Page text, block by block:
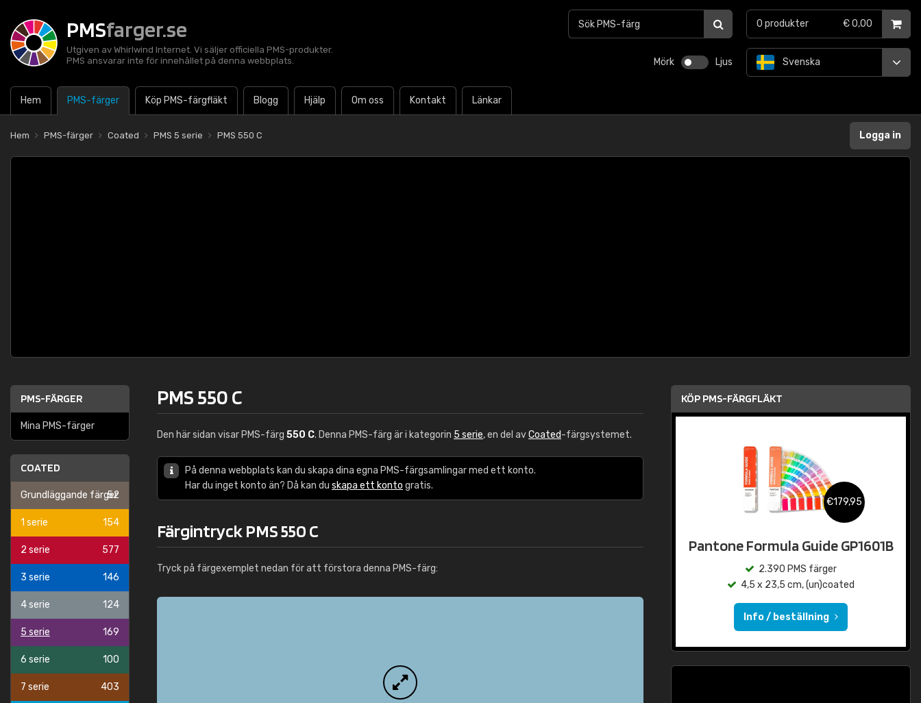
PMSfarger.se
Utgiven av Whirlwind Internet. Vi säljer officiella PMS-produkter.
PMS ansvarar inte för innehållet på denna webbplats.
Mörk Ljus
Hem PMS-färger Köp PMS-färgfläkt Blogg Hjälp Om oss Kontakt Länkar
Svenska
0 produkter € 0,00
Hem PMS-färger Coated PMS 5 serie PMS 550 C Logga in
PMS-FÄRGER
Mina PMS-färger
COATED
Grundläggande färger
52
1 serie 154
2 serie 577
3 serie 146
4 serie 124
5 serie 169
6 serie 100
7 serie 403
PMS 550 C
Den här sidan visar PMS-färg 550 C. Denna PMS-färg är i kategorin 5 serie, en del avCoated-färgsystemet.
På denna webbplats kan du skapa dina egna PMS-färgsamlingar med ett konto.
Har du inget konto än? Då kan du skapa ett konto gratis.
Färgintryck PMS 550 C
Tryck på färgexemplet nedan för att förstora denna PMS-färg:
KÖP PMS-FÄRGFLÄKT
€179,95
Pantone Formula Guide GP1601B
2.390 PMS färger
4,5 x 23,5 cm, (un)coated
Info / beställning